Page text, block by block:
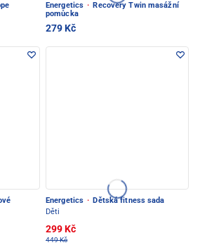
Energetics · Recovery Twin masážní
pomůcka
279 Kč
Energetics · Dětská fitness sada
Děti
299 Kč
449 Kč